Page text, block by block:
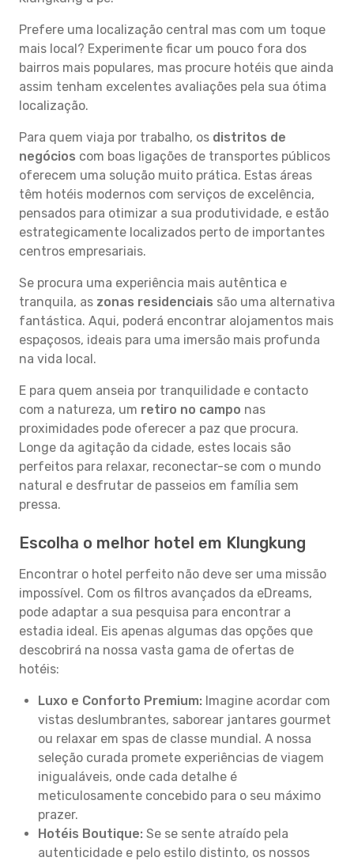
Prefere uma localização central mas com um toque
mais local? Experimente ficar um pouco fora dos
bairros mais populares, mas procure hotéis que ainda
assim tenham excelentes avaliações pela sua ótima
localização.
Para quem viaja por trabalho, os distritos de
negócios com boas ligações de transportes públicos
oferecem uma solução muito prática. Estas áreas
têm hotéis modernos com serviços de excelência,
pensados para otimizar a sua produtividade, e estão
estrategicamente localizados perto de importantes
centros empresariais.
Se procura uma experiência mais autêntica e
tranquila, as zonas residenciais são uma alternativa
fantástica. Aqui, poderá encontrar alojamentos mais
espaçosos, ideais para uma imersão mais profunda
na vida local.
E para quem anseia por tranquilidade e contacto
com a natureza, um retiro no campo nas
proximidades pode oferecer a paz que procura.
Longe da agitação da cidade, estes locais são
perfeitos para relaxar, reconectar-se com o mundo
natural e desfrutar de passeios em família sem
pressa.
Escolha o melhor hotel em Klungkung
Encontrar o hotel perfeito não deve ser uma missão
impossível. Com os filtros avançados da eDreams,
pode adaptar a sua pesquisa para encontrar a
estadia ideal. Eis apenas algumas das opções que
descobrirá na nossa vasta gama de ofertas de
hotéis:
Luxo e Conforto Premium: Imagine acordar com
vistas deslumbrantes, saborear jantares gourmet
ou relaxar em spas de classe mundial. A nossa
seleção curada promete experiências de viagem
inigualáveis, onde cada detalhe é
meticulosamente concebido para o seu máximo
prazer.
Hotéis Boutique: Se se sente atraído pela
autenticidade e pelo estilo distinto, os nossos